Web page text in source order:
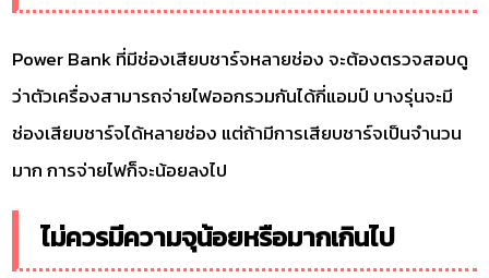
Power Bank ที่มีช่องเสียบชาร์จหลายช่อง จะต้องตรวจสอบดู
ว่าตัวเครื่องสามารถจ่ายไฟออกรวมกันได้กี่แอมป์ บางรุ่นจะมี
ช่องเสียบชาร์จได้หลายช่อง แต่ถ้ามีการเสียบชาร์จเป็นจำนวน
มาก การจ่ายไฟก็จะน้อยลงไป
ไม่ควรมีความจุน้อยหรือมากเกินไป